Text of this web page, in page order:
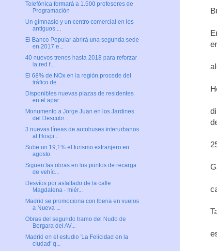
Telefónica formará a 1.500 profesores de
Programación
Un gimnasio y un centro comercial en los
antiguos ...
El Banco Popular abrirá una segunda sede
en 2017 e...
40 nuevos trenes hasta 2018 para reforzar
la red f...
El 68% de NOx en la región procede del
tráfico de ...
Disponibles nuevas plazas de residentes
en el apar...
Monumento a Jorge Juan en los Jardines
del Descubr...
3 nuevas líneas de autobuses interurbanos
al Hospi...
Sube un 19,1% el turismo extranjero en
agosto
Siguen las obras en los puntos de recarga
de vehíc...
Desvíos por asfaltado de la calle
Magdalena - miér...
Madrid se promociona con Iberia en vuelos
a Nueva ...
Obras del segundo tramo del Nudo de
Bergara del AV...
Madrid en el estudio 'La Felicidad en la
ciudad' q...